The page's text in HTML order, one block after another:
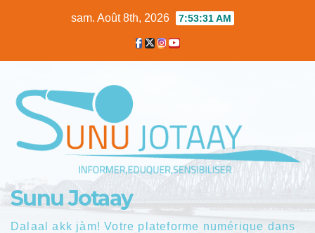
sam. Août 8th, 2026 7:53:32 AM
Sunu Jotaay
Dalaal akk jàm! Votre plateforme numérique dans